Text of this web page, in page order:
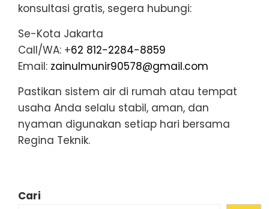
konsultasi gratis, segera hubungi:
Se-Kota Jakarta
Call/WA: +62 812-2284-8859
Email: zainulmunir90578@gmail.com
Pastikan sistem air di rumah atau tempat
usaha Anda selalu stabil, aman, dan
nyaman digunakan setiap hari bersama
Regina Teknik.
Cari